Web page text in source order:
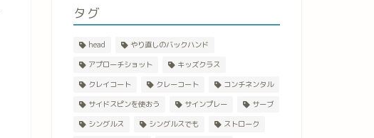
タグ
head
やり直しのバックハンド
アプローチショット
キッズクラス
クレイコート
クレーコート
コンチネンタル
サイドスピンを使おう
サインプレー
サーブ
シングルス
シングルスでも
ストローク